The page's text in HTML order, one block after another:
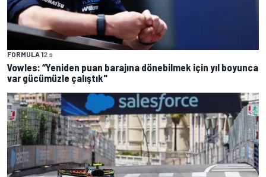
FORMULA 12 s
Vowles: “Yeniden puan barajına dönebilmek için yıl boyunca
var gücümüzle çalıştık"